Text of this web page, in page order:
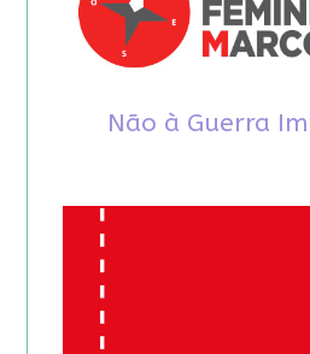
Não à Guerra